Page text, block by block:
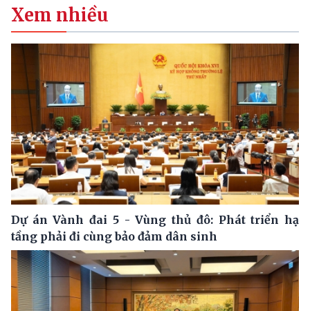
Xem nhiều
Dự án Vành đai 5 - Vùng thủ đô: Phát triển hạ
tầng phải đi cùng bảo đảm dân sinh